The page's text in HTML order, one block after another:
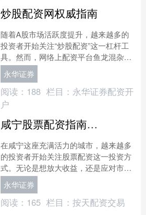
炒股配资网权威指南
随着A股市场活跃度提升，越来越多的
投资者开始关注“炒股配资”这一杠杆工
具。然而，网络上配资平台鱼龙混杂，
如何选择正规平台、理解配资规则、控
制潜在风险，成为每位投....
永华证券
阅读： 188 栏目： 永华证券配资开
户
咸宁股票配资指南｜本地正规平台
在咸宁这座充满活力的城市，越来越多
的投资者开始关注股票配资这一投资方
式。无论是想放大收益，还是应对市场
波动，选择合适的配资平台都是关键一
步。本文将为您详细解析咸....
永华证券
阅读： 165 栏目： 按天配资交易